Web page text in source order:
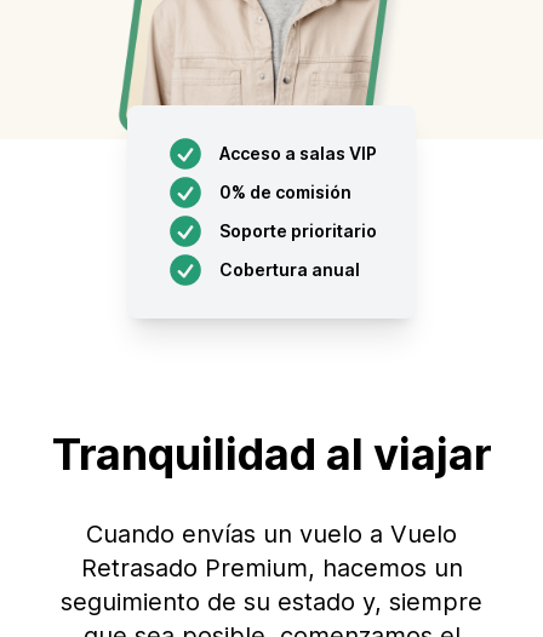
Acceso a salas VIP
0% de comisión
Soporte prioritario
Cobertura anual
Tranquilidad al viajar
Cuando envías un vuelo a Vuelo
Retrasado Premium, hacemos un
seguimiento de su estado y, siempre